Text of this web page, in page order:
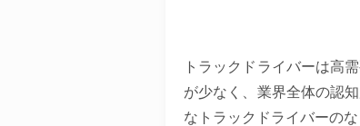
トラックドライバーは高
が少なく、業界全体の認
なトラックドライバーの